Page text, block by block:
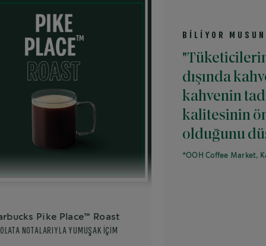
Place™ Roast
YUMUŞAK İÇİM
BİLİYOR MUSUNUZ?
"Tüketicilerin
dışında kahve
kahvenin tadının
kalitesinin önemli
olduğunu
*OOH Coffee Market, Kantar Apr